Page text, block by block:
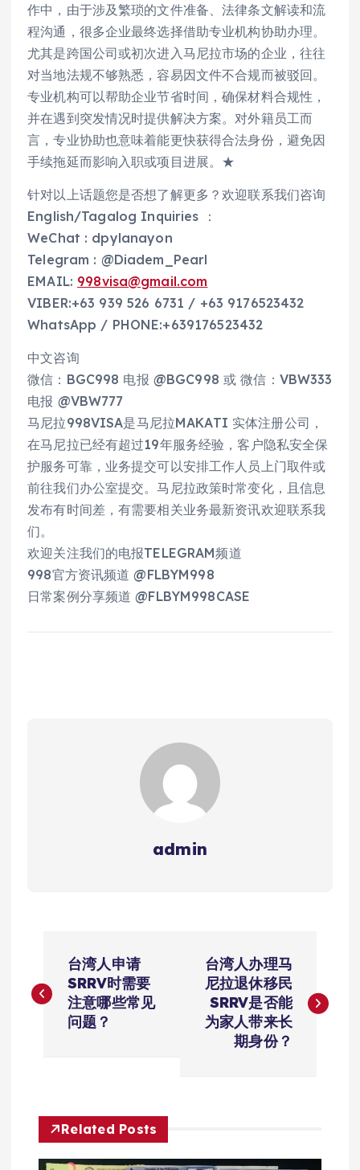
作中，由于涉及繁琐的文件准备、法律条文解读和流
程沟通，很多企业最终选择借助专业机构协助办理。
尤其是跨国公司或初次进入马尼拉市场的企业，往往
对当地法规不够熟悉，容易因文件不合规而被驳回。
专业机构可以帮助企业节省时间，确保材料合规性，
并在遇到突发情况时提供解决方案。对外籍员工而
言，专业协助也意味着能更快获得合法身份，避免因
手续拖延而影响入职或项目进展。★
针对以上话题您是否想了解更多？欢迎联系我们咨询
English/Tagalog Inquiries ：
WeChat : dpylanayon
Telegram : @Diadem_Pearl
EMAIL: 998visa@gmail.com
VIBER:+63 939 526 6731 / +63 9176523432
WhatsApp / PHONE:+639176523432
中文咨询
微信：BGC998 电报 @BGC998 或 微信：VBW333
电报 @VBW777
马尼拉998VISA是马尼拉MAKATI 实体注册公司，
在马尼拉已经有超过19年服务经验，客户隐私安全保
护服务可靠，业务提交可以安排工作人员上门取件或
前往我们办公室提交。马尼拉政策时常变化，且信息
发布有时间差，有需要相关业务最新资讯欢迎联系我
们。
欢迎关注我们的电报TELEGRAM频道
998官方资讯频道 @FLBYM998
日常案例分享频道 @FLBYM998CASE
admin
章
台湾人申请
SRRV时需要
注意哪些常见
问题？
台湾人办理马
尼拉退休移民
SRRV是否能
为家人带来长
期身份？
Related Posts